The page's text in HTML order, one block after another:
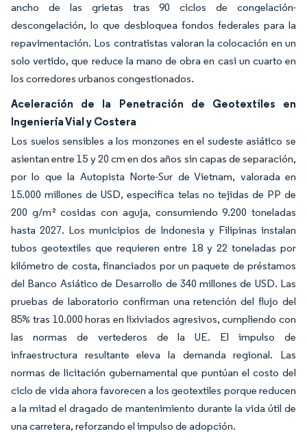
ancho de las grietas tras 90 ciclos de congelación-
descongelación, lo que desbloquea fondos federales para la
repavimentación. Los contratistas valoran la colocación en un
solo vertido, que reduce la mano de obra en casi un cuarto en
los corredores urbanos congestionados.
Aceleración de la Penetración de Geotextiles en
Ingeniería Vial y Costera
Los suelos sensibles a los monzones en el sudeste asiático se
asientan entre 15 y 20 cm en dos años sin capas de separación,
por lo que la Autopista Norte-Sur de Vietnam, valorada en
15.000 millones de USD, especifica telas no tejidas de PP de
200 g/m² cosidas con aguja, consumiendo 9.200 toneladas
hasta 2027. Los municipios de Indonesia y Filipinas instalan
tubos geotextiles que requieren entre 18 y 22 toneladas por
kilómetro de costa, financiados por un paquete de préstamos
del Banco Asiático de Desarrollo de 340 millones de USD. Las
pruebas de laboratorio confirman una retención del flujo del
85% tras 10.000 horas en lixiviados agresivos, cumpliendo con
las normas de vertederos de la UE. El impulso de
infraestructura resultante eleva la demanda regional. Las
normas de licitación gubernamental que puntúan el costo del
ciclo de vida ahora favorecen a los geotextiles porque reducen
a la mitad el dragado de mantenimiento durante la vida útil de
una carretera, reforzando el impulso de adopción.